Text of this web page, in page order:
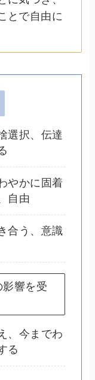
とで自由に
選択、伝達
やかに固着
自由
合う、意識
影響を受
、今までわ
る